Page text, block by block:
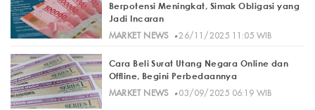
Berpotensi Meningkat, Simak Obligasi yang
Jadi Incaran
MARKET NEWS· 26/11/2025 11:05 WIB
Cara Beli Surat Utang Negara Online dan
Offline, Begini Perbedaannya
MARKET NEWS· 03/09/2025 06:19 WIB